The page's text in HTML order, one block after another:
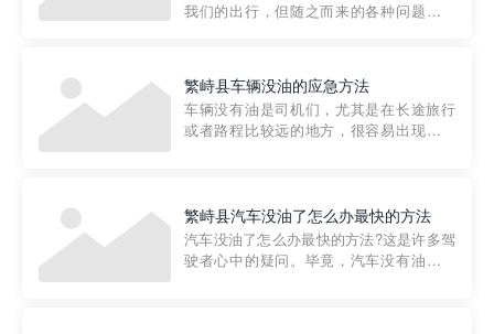
我们的出行，但随之而来的各种问题也让
紧急情况下，我们需要一种高效可靠的救
援方式。而这时，地库救援专...
繁峙县车辆没油的应急方法
车辆没有油是司机们，尤其是在长途旅行
或者路程比较远的地方，很容易出现这种
的送油师傅，解决没油的紧急情况。 首
先，让我们来了解一下穿...
繁峙县汽车没油了怎么办最快的方法
汽车没油了怎么办最快的方法?这是许多驾
驶者心中的疑问。毕竟，汽车没有油就无